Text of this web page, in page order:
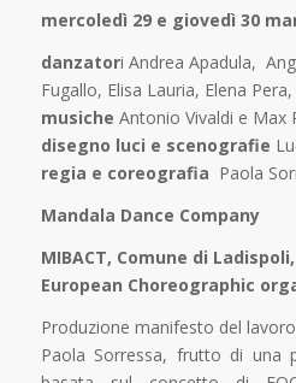
mercoledì 29 e giovedì 30
danzatori Andrea Apadula,
Fugallo, Elisa Lauria, Elena
musiche Antonio Vivaldi e Max
disegno luci e scenografie
regia e coreografia Paola
Mandala Dance Company
MIBACT, Comune di
European Choreographic
Produzione manifesto del
Paola Sorressa, frutto di una